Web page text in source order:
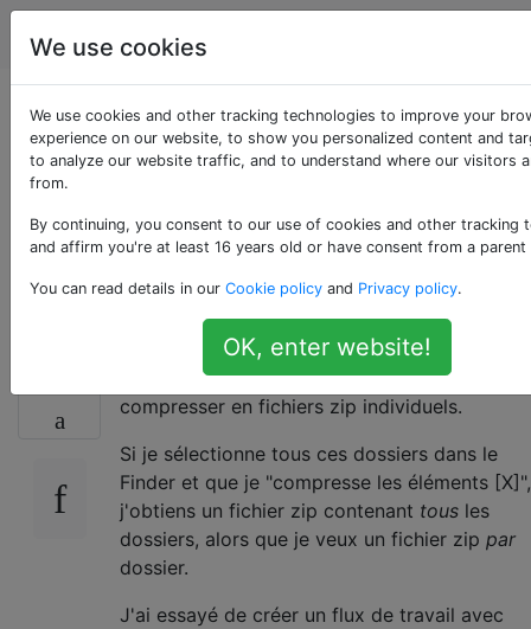
Apple
Compressez par lots
plusieurs dossiers en
fichiers zip
individuels
J'ai des dizaines de dossiers que je dois
compresser en fichiers zip individuels.
Si je sélectionne tous ces dossiers dans le
Finder et que je "compresse les éléments [X]",
j'obtiens un fichier zip contenant tous les
dossiers, alors que je veux un fichier zip par
dossier.
J'ai essayé de créer un flux de travail avec
We use cookies
We use cookies and other tracking technologies to improve your
experience on our website, to show you personalized content and
to analyze our website traffic, and to understand where our visitors
from.
By continuing, you consent to our use of cookies and other tracking
and affirm you're at least 16 years old or have consent from a parent
You can read details in our Cookie policy and Privacy policy.
OK, enter website!